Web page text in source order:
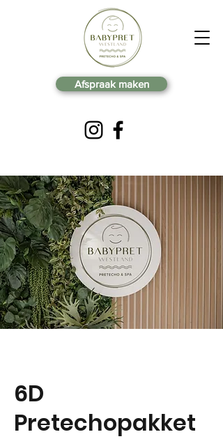
Afspraak maken
6D
Pretechopakket